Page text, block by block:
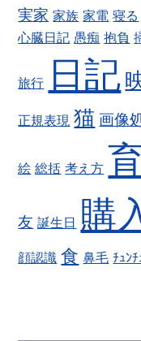
実家 家族 家電 寝る
心臓日記 愚痴 抱負
旅行 日記
正規表現 猫 画像
絵 総括 考え方
友 誕生日 購
顔認識 食 鼻毛 ﾁｭﾝ